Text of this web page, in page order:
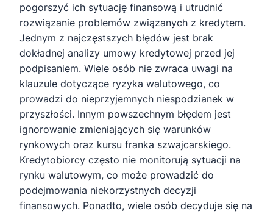
pogorszyć ich sytuację finansową i utrudnić
rozwiązanie problemów związanych z kredytem.
Jednym z najczęstszych błędów jest brak
dokładnej analizy umowy kredytowej przed jej
podpisaniem. Wiele osób nie zwraca uwagi na
klauzule dotyczące ryzyka walutowego, co
prowadzi do nieprzyjemnych niespodzianek w
przyszłości. Innym powszechnym błędem jest
ignorowanie zmieniających się warunków
rynkowych oraz kursu franka szwajcarskiego.
Kredytobiorcy często nie monitorują sytuacji na
rynku walutowym, co może prowadzić do
podejmowania niekorzystnych decyzji
finansowych. Ponadto, wiele osób decyduje się na